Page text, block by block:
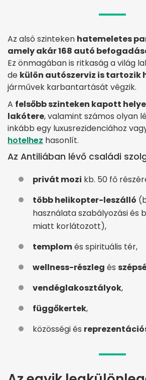
Az alsó szinteken hatemeletes
amely akár 168 autó
Ez önmagában is ritkaság a világ
de külön autószerviz is tartozik
járművek karbantartását végzik.
A felsőbb szinteken kapott
lakótere, valamint számos olyan
inkább egy luxusrezidenciához
hotelhez hasonlít.
Az Antiliában lévő családi
privát mozi kb. 50 fő
több helikopter-leszálló
használata szabályozási és
miatt korlátozott),
templomés spirituális tér,
wellness-részleg és
vendéglakosztályok,
függőkertek,
közösségi és